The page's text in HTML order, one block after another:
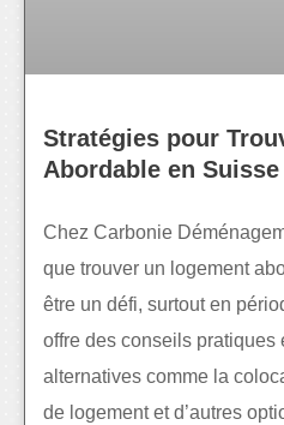
Stratégies pour
Abordable en Suisse
Chez Carbonie
que trouver un logement
être un défi, surtout en
offre des conseils pratiques
alternatives comme la
de logement et d’autres